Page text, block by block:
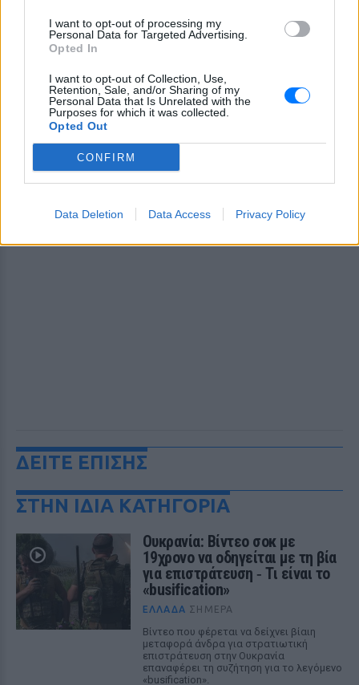
I want to opt-out of processing my
Personal Data for Targeted Advertising.
Opted In
I want to opt-out of Collection, Use,
Retention, Sale, and/or Sharing of my
Personal Data that Is Unrelated with the
Purposes for which it was collected.
Opted Out
CONFIRM
Data Deletion Data Access Privacy Policy
Ακολουθήστε το E-Radio.gr και στο Instagram
ΔΙΑΦΗΜΙΣΗ
ΔΕΙΤΕ ΕΠΙΣΗΣ
ΣΤΗΝ ΙΔΙΑ ΚΑΤΗΓΟΡΙΑ
Ουκρανία: Βίντεο σοκ με
19χρονο να οδηγείται με τη βία
για επιστράτευση ‑ Τι είναι το
«busification»
ΕΛΛΆΔΑ ΣΉΜΕΡΑ
Βίντεο που φέρεται να δείχνει βίαιη
μεταφορά άνδρα για στρατιωτική
επιστράτευση στην Ουκρανία
επαναφέρει τη συζήτηση για το λεγόμενο
«busification».